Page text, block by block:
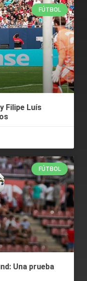
FÚTBOL
Filipe Luís
FÚTBOL
Una prueba